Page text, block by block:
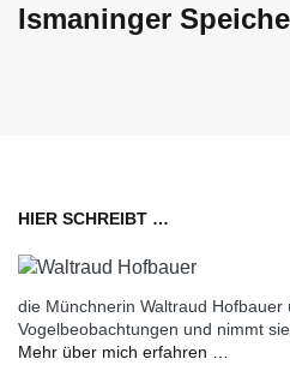
Ismaninger
HIER SCHREIBT …
die Münchnerin Waltraud Hofbauer
Vogelbeobachtungen und nimmt
Mehr über mich erfahren …